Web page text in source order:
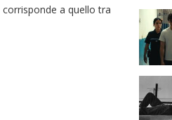
a quello tra